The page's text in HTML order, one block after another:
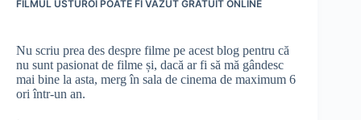
FILMUL USTUROI POATE FI VĂZUT GRATUIT ONLINE
Nu scriu prea des despre filme pe acest blog pentru că
nu sunt pasionat de filme și, dacă ar fi să mă gândesc
mai bine la asta, merg în sala de cinema de maximum 6
ori într-un an.